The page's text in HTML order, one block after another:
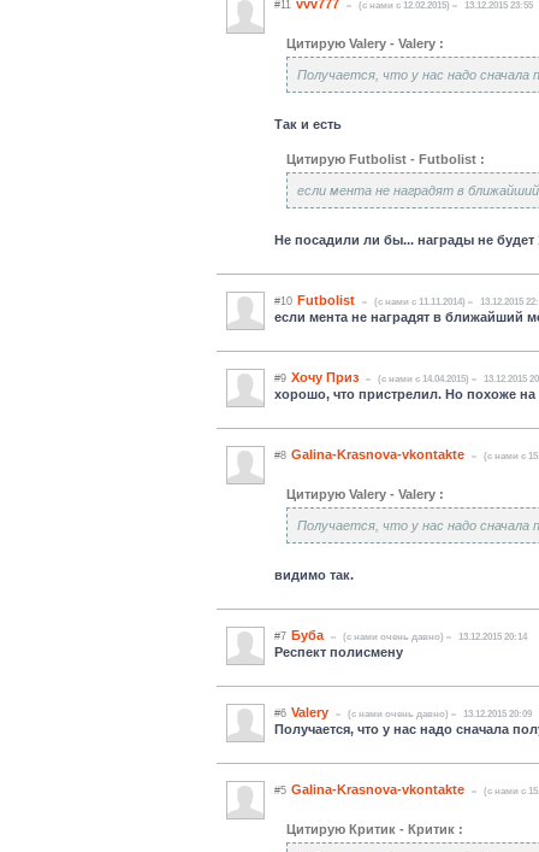
#11 vvv777 (c нами с 12.02.2015) 13.12.2015 23:55
Цитирую Valery - Valery :
Получается, что у нас надо
Так и есть
Цитирую Futbolist - Futbolist :
если мента не наградят в
Не посадили ли бы... награды не будет
#10 Futbolist (c нами с 11.11.2014) 13.12.2015
если мента не наградят в ближайший
#9 Хочу Приз (c нами с 14.04.2015) 13.12.2015
хорошо, что пристрелил. Но похоже на
#8 Galina-Krasnova-vkontakte (c нами с
Цитирую Valery - Valery :
Получается, что у нас надо
видимо так.
#7 Буба (c нами очень давно) 13.12.2015 20:14
Респект полисмену
#6 Valery (c нами очень давно) 13.12.2015 20:09
Получается, что у нас надо сначала
#5 Galina-Krasnova-vkontakte (c нами с
Цитирую Критик - Критик :